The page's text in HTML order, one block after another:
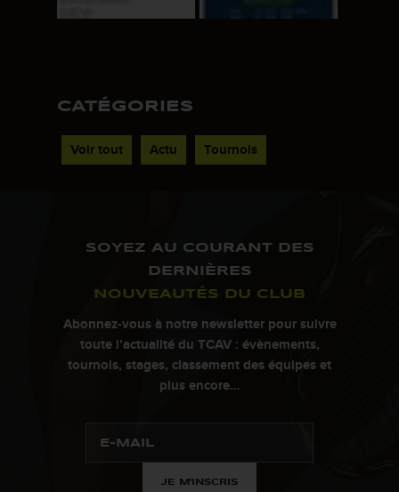
CATÉGORIES
Voir tout Actu Tournois
SOYEZ AU COURANT DES
DERNIÈRES
NOUVEAUTÉS DU CLUB
Abonnez-vous à notre newsletter pour suivre
toute l’actualité du TCAV : évènements,
tournois, stages, classement des équipes et
plus encore…
JE M'INSCRIS